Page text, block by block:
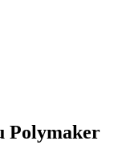
Polymaker